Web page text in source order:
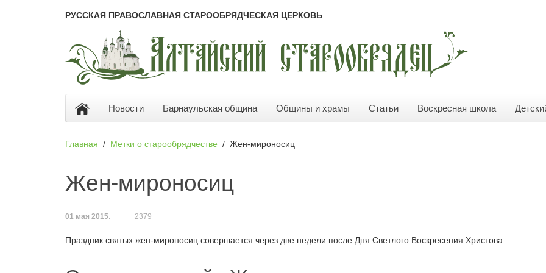
РУССКАЯ ПРАВОСЛАВНАЯ СТАРООБРЯДЧЕСКАЯ ЦЕРКОВЬ
Новости Барнаульская община Общины и храмы Статьи Воскресная школа
Главная Метки о старообрядчестве Жен-мироносиц
Жен-мироносиц
01 мая 2015. 2379
Праздник святых жен-мироносиц совершается через две недели после Дня Светлого Воскресения Христова.